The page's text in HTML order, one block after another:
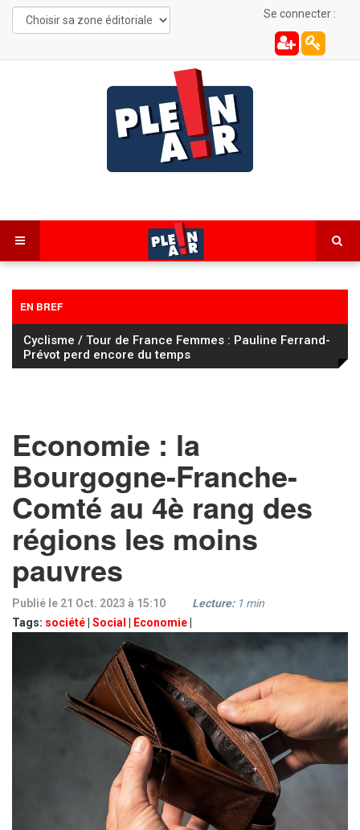
Se connecter :
EN BREF
Cyclisme / Tour de France Femmes : Pauline Ferrand-
Prévot perd encore du temps
Economie : la
Bourgogne-Franche-
Comté au 4è rang des
régions les moins
pauvres
Publié le 21 Oct. 2023 à 15:10
Tags: société Social Economie
Lecture: 1 min